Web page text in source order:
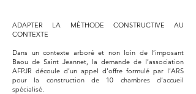
ADAPTER LA MÉTHODE CONSTRUCTIVE AU
CONTEXTE
Dans un contexte arboré et non loin de l’imposant
Baou de Saint Jeannet, la demande de l’association
AFPJR découle d’un appel d’offre formulé par l’ARS
pour la construction de 10 chambres d’accueil
spécialisé.